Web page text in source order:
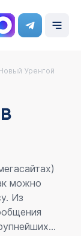
Уренгой
можно
Из